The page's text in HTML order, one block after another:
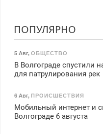
ПОПУЛЯРНО
5 Авг, ОБЩЕСТВО
В Волгограде спустили
для патрулирования рек
6 Авг, ПРОИСШЕСТВИЯ
Мобильный интернет и
Волгограде 6 августа